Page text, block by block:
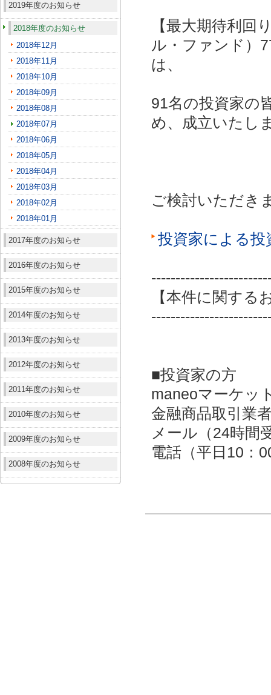
2019年度のお知らせ
2018年度のお知らせ
2018年12月
2018年11月
2018年10月
2018年09月
2018年08月
2018年07月
2018年06月
2018年05月
2018年04月
2018年03月
2018年02月
2018年01月
2017年度のお知らせ
2016年度のお知らせ
2015年度のお知らせ
2014年度のお知らせ
2013年度のお知らせ
2012年度のお知らせ
2011年度のお知らせ
2010年度のお知らせ
2009年度のお知らせ
2008年度のお知らせ
【最大期待利回
ル・ファンド）
は、
91名の投資家の
め、成立いたし
ご検討いただき
投資家による
【本件に関する
■投資家の方
maneoマーケッ
金融商品取引業
メール（24時間
電話（平日10：